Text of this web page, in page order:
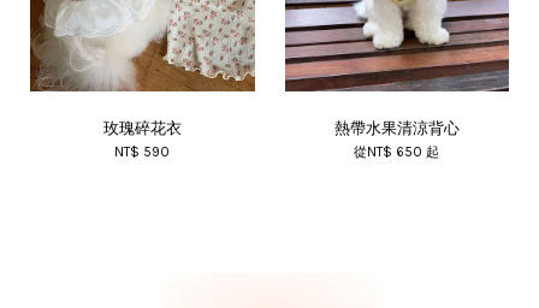
玫瑰碎花衣
NT$ 590
熱帶水果清涼背心
從NT$ 650起